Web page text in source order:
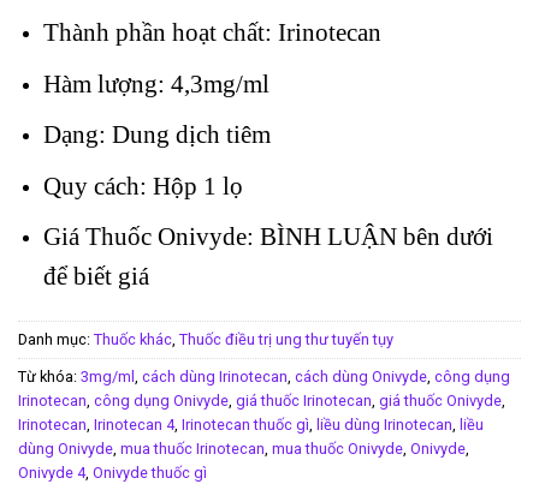
Thành phần hoạt chất: Irinotecan
Hàm lượng: 4,3mg/ml
Dạng: Dung dịch tiêm
Quy cách: Hộp 1 lọ
Giá Thuốc Onivyde: BÌNH LUẬN bên dưới
để biết giá
Danh mục: Thuốc khác, Thuốc điều trị ung thư tuyến tụy
Từ khóa: 3mg/ml , cách dùng Irinotecan, cách dùng Onivyde, công dụng
Irinotecan, công dụng Onivyde, giá thuốc Irinotecan, giá thuốc Onivyde,
Irinotecan, Irinotecan 4, Irinotecan thuốc gì, liều dùng Irinotecan, liều
dùng Onivyde, mua thuốc Irinotecan, mua thuốc Onivyde, Onivyde,
Onivyde 4, Onivyde thuốc gì